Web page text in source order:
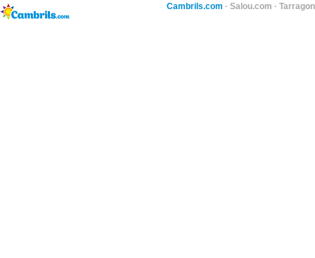
Cambrils.com · Salou.com ·